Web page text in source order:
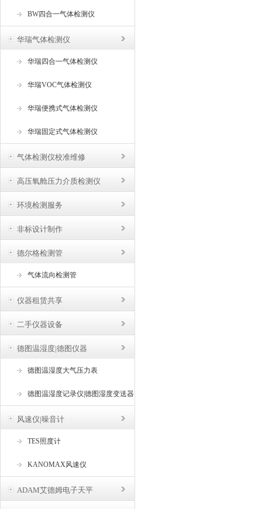
BW四合一气体检测仪
华瑞气体检测仪
华瑞四合一气体检测仪
华瑞VOC气体检测仪
华瑞便携式气体检测仪
华瑞固定式气体检测仪
气体检测仪校准维修
高压氧舱压力介质检测仪
环境检测服务
非标设计制作
德尔格检测管
气体流向检测管
仪器租赁共享
二手仪器设备
德图温湿度|德图仪器
德图温湿度大气压力表
德图温湿度记录仪|德图湿度变送器
风速仪|噪音计
TES照度计
KANOMAX风速仪
ADAM艾德姆电子天平